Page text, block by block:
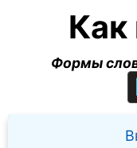
Как
Формы слов